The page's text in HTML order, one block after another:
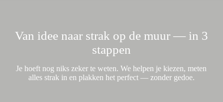
Van idee naar strak op de muur — in 3
stappen
Je hoeft nog niks zeker te weten. We helpen je kiezen, meten
alles strak in en plakken het perfect — zonder gedoe.